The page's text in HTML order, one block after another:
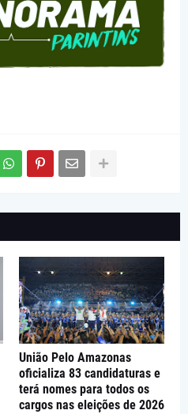
União Pelo Amazonas
oficializa 83 candidaturas e
terá nomes para todos os
cargos nas eleições de 2026